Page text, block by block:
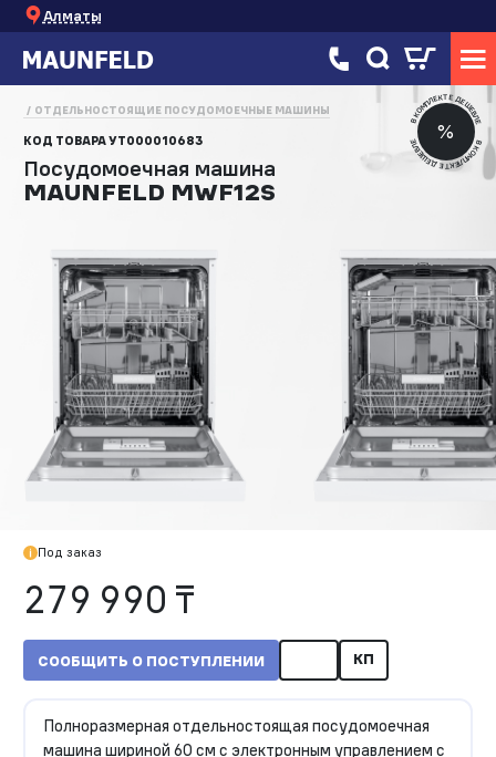
Алматы
%
В КОМПЛЕКТЕ ДЕШЕВЛЕ
В КОМПЛЕКТЕ ДЕШЕВЛЕ
ОТДЕЛЬНОСТОЯЩИЕ ПОСУДОМОЕЧНЫЕ МАШИНЫ
КОД ТОВАРАУТ000010683
Посудомоечная машина
MAUNFELD MWF12S
Под заказ
279 990 ₸
СООБЩИТЬ О ПОСТУПЛЕНИИ КП
Полноразмерная отдельностоящая посудомоечная
машина шириной 60 см с электронным управлением с